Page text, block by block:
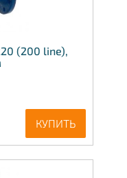
(200 line),
КУПИТЬ